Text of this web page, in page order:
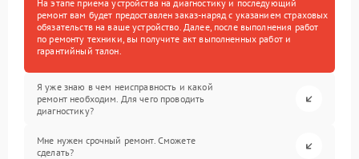
На этапе приема устройства на диагностику и последующий
ремонт вам будет предоставлен заказ-наряд с указанием страховых
обязательств на ваше устройство. Далее, после выполнения работ
по ремонту техники, вы получите акт выполненных работ и
гарантийный талон.
Я уже знаю в чем неисправность и какой
ремонт необходим. Для чего проводить
диагностику?
Мне нужен срочный ремонт. Сможете
сделать?